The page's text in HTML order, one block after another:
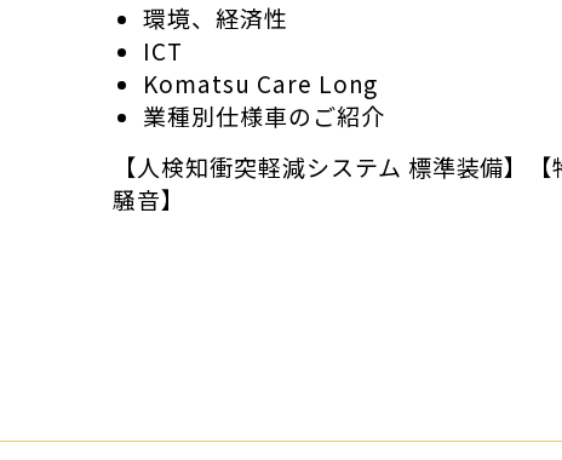
建設材料・資材
発電機器・コンプレッサ
環境、経済性
ICT
Komatsu Care Long
業種別仕様車のご紹介
【人検知衝突軽減システム 標準装備】
騒音】